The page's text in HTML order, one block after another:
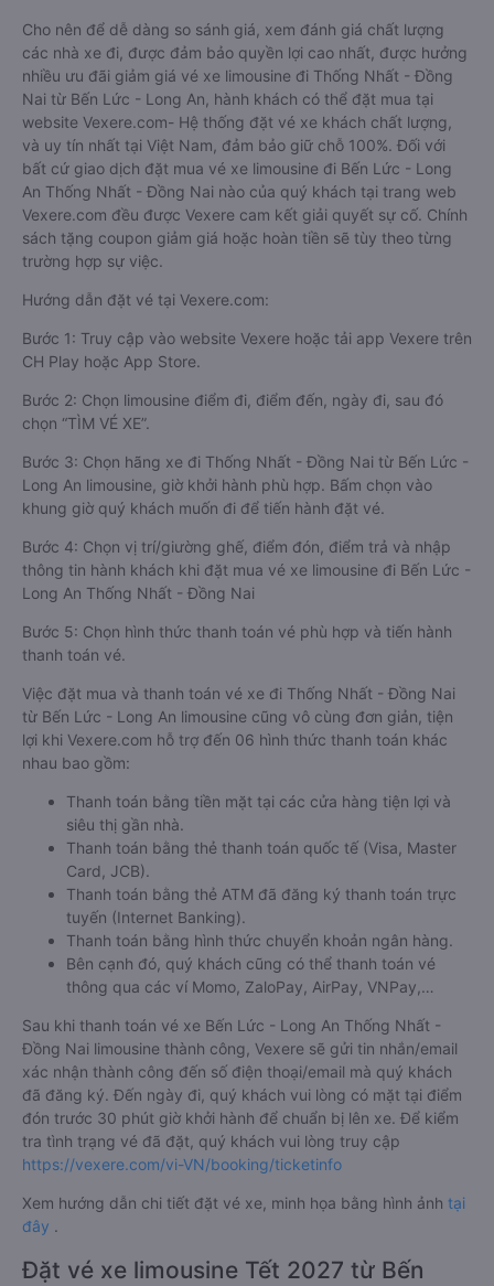
Cho nên để dễ dàng so sánh giá, xem đánh giá chất lượng
các nhà xe đi, được đảm bảo quyền lợi cao nhất, được hưởng
nhiều ưu đãi giảm giá vé xe limousine đi Thống Nhất - Đồng
Nai từ Bến Lức - Long An, hành khách có thể đặt mua tại
website Vexere.com- Hệ thống đặt vé xe khách chất lượng,
và uy tín nhất tại Việt Nam, đảm bảo giữ chỗ 100%. Đối với
bất cứ giao dịch đặt mua vé xe limousine đi Bến Lức - Long
An Thống Nhất - Đồng Nai nào của quý khách tại trang web
Vexere.com đều được Vexere cam kết giải quyết sự cố. Chính
sách tặng coupon giảm giá hoặc hoàn tiền sẽ tùy theo từng
trường hợp sự việc.
Hướng dẫn đặt vé tại Vexere.com:
Bước 1: Truy cập vào website Vexere hoặc tải app Vexere trên
CH Play hoặc App Store.
Bước 2: Chọn limousine điểm đi, điểm đến, ngày đi, sau đó
chọn “TÌM VÉ XE”.
Bước 3: Chọn hãng xe đi Thống Nhất - Đồng Nai từ Bến Lức -
Long An limousine, giờ khởi hành phù hợp. Bấm chọn vào
khung giờ quý khách muốn đi để tiến hành đặt vé.
Bước 4: Chọn vị trí/giường ghế, điểm đón, điểm trả và nhập
thông tin hành khách khi đặt mua vé xe limousine đi Bến Lức -
Long An Thống Nhất - Đồng Nai
Bước 5: Chọn hình thức thanh toán vé phù hợp và tiến hành
thanh toán vé.
Việc đặt mua và thanh toán vé xe đi Thống Nhất - Đồng Nai
từ Bến Lức - Long An limousine cũng vô cùng đơn giản, tiện
lợi khi Vexere.com hỗ trợ đến 06 hình thức thanh toán khác
nhau bao gồm:
Thanh toán bằng tiền mặt tại các cửa hàng tiện lợi và
siêu thị gần nhà.
Thanh toán bằng thẻ thanh toán quốc tế (Visa, Master
Card, JCB).
Thanh toán bằng thẻ ATM đã đăng ký thanh toán trực
tuyến (Internet Banking).
Thanh toán bằng hình thức chuyển khoản ngân hàng.
Bên cạnh đó, quý khách cũng có thể thanh toán vé
thông qua các ví Momo, ZaloPay, AirPay, VNPay,…
Sau khi thanh toán vé xe Bến Lức - Long An Thống Nhất -
Đồng Nai limousine thành công, Vexere sẽ gửi tin nhắn/email
xác nhận thành công đến số điện thoại/email mà quý khách
đã đăng ký. Đến ngày đi, quý khách vui lòng có mặt tại điểm
đón trước 30 phút giờ khởi hành để chuẩn bị lên xe. Để kiểm
tra tình trạng vé đã đặt, quý khách vui lòng truy cập
https://vexere.com/vi-VN/booking/ticketinfo
Xem hướng dẫn chi tiết đặt vé xe, minh họa bằng hình ảnh tại
đây .
Đặt vé xe limousine Tết 2027 từ Bến